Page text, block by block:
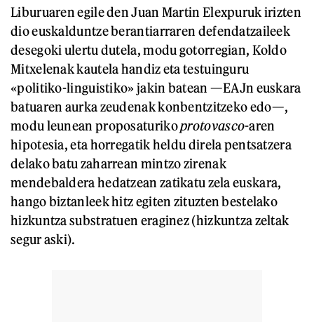
Liburuaren egile den Juan Martin Elexpuruk irizten
dio euskalduntze berantiarraren defendatzaileek
desegoki ulertu dutela, modu gotorregian, Koldo
Mitxelenak kautela handiz eta testuinguru
«politiko-linguistiko» jakin batean —EAJn euskara
batuaren aurka zeudenak konbentzitzeko edo—,
modu leunean proposaturikoprotovasco-aren
hipotesia, eta horregatik heldu direla pentsatzera
delako batu zaharrean mintzo zirenak
mendebaldera hedatzean zatikatu zela euskara,
hango biztanleek hitz egiten zituzten bestelako
hizkuntza substratuen eraginez (hizkuntza zeltak
segur aski).